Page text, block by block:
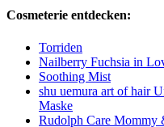
Cosmeterie entdecken:
Torriden
Nailberry Fuchsia in
Soothing Mist
shu uemura art of hair
Maske
Rudolph Care Mommy